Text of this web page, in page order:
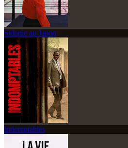
Sidonie au Japon
Indomptables